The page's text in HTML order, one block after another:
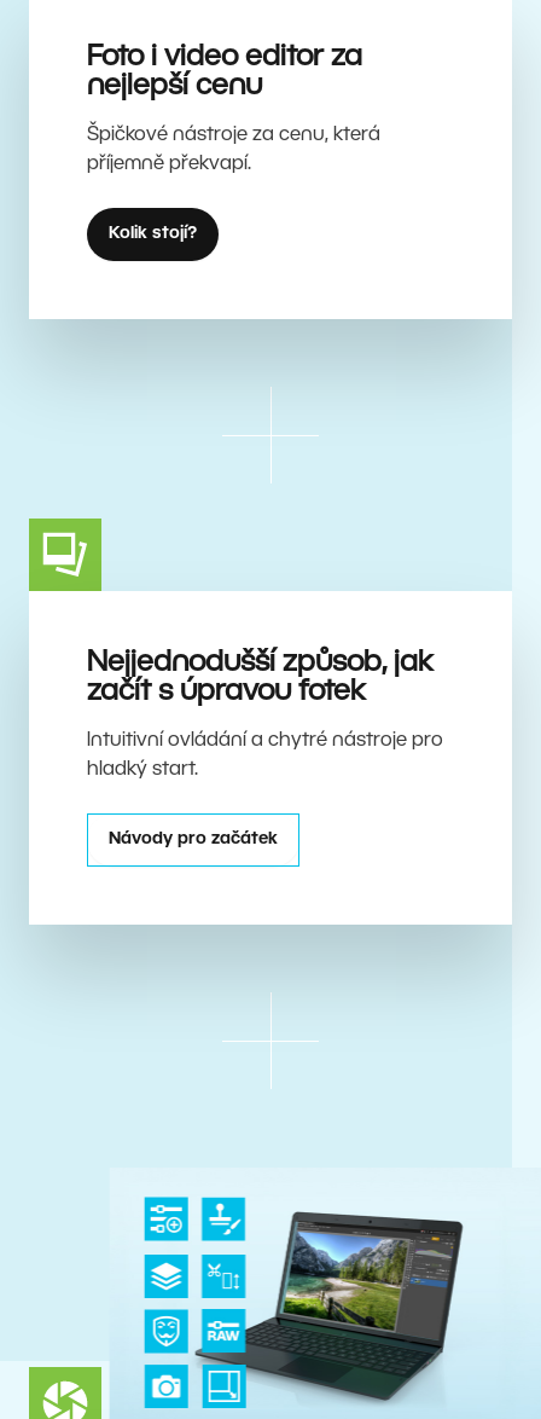
Foto i video editor za
nejlepší cenu
Špičkové nástroje za cenu, která
příjemně překvapí.
Kolik stojí?
Nejjednodušší způsob, jak
začít s úpravou fotek
Intuitivní ovládání a chytré nástroje pro
hladký start.
Návody pro začátek